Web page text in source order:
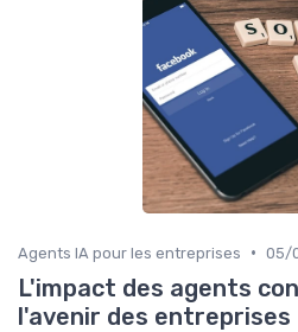
Agents IA pour les entreprises • 05/
L'impact des agents
l'avenir des entreprises